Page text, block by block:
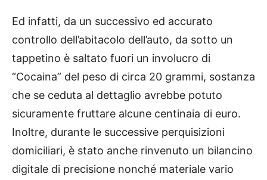
Ed infatti, da un successivo ed accurato
controllo dell’abitacolo dell’auto, da sotto un
tappetino è saltato fuori un involucro di
“Cocaina” del peso di circa 20 grammi, sostanza
che se ceduta al dettaglio avrebbe potuto
sicuramente fruttare alcune centinaia di euro.
Inoltre, durante le successive perquisizioni
domiciliari, è stato anche rinvenuto un bilancino
digitale di precisione nonché materiale vario